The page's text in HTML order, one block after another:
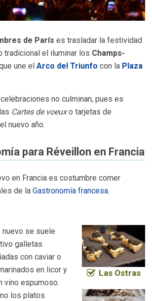
de París es trasladar la festividad
tradicional el iluminar los Champs-
une el Arco del Triunfo con la Plaza
no culminan, pues es
Cartes de voeuxo tarjetas de
nuevo año.
para Réveillon en Francia
en Francia es costumbre comer
de la Gastronomía francesa.
nuevo se suele
galletas
con caviar o
en licor y
vino espumoso.
Las Ostras
los platos